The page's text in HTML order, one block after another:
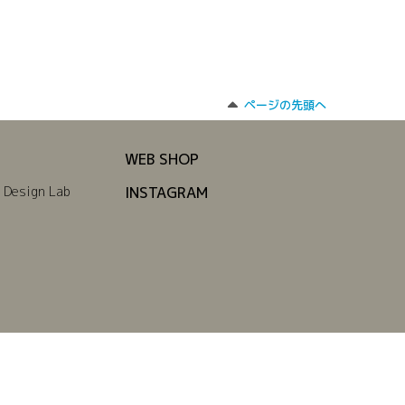
ページの先頭へ
Lab
WEB SHOP
INSTAGRAM